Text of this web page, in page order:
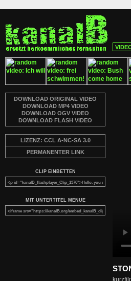
DOWNLOAD ORIGINAL VIDEO
DOWNLOAD MP4 VIDEO
DOWNLOAD OGV VIDEO
DOWNLOAD FLASH VIDEO
LIZENZ: CCL A-NC-SA 3.0
PERMANENTER LINK
CLIP EINBETTEN
MIT UNTERTITEL MENUE